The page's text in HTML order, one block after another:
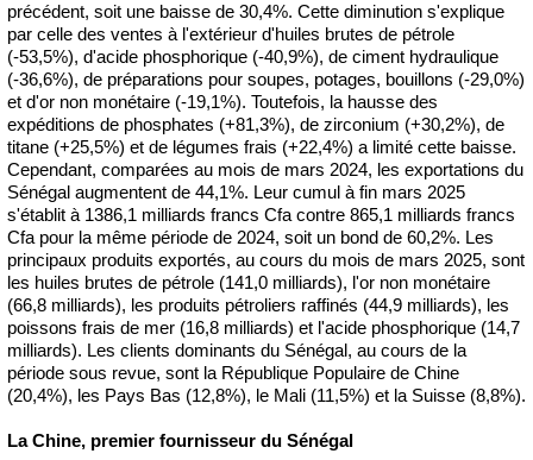
précédent, soit une baisse de 30,4%. Cette diminution s'explique
par celle des ventes à l'extérieur d'huiles brutes de pétrole
(-53,5%), d'acide phosphorique (-40,9%), de ciment hydraulique
(-36,6%), de préparations pour soupes, potages, bouillons (-29,0%)
et d'or non monétaire (-19,1%). Toutefois, la hausse des
expéditions de phosphates (+81,3%), de zirconium (+30,2%), de
titane (+25,5%) et de légumes frais (+22,4%) a limité cette baisse.
Cependant, comparées au mois de mars 2024, les exportations du
Sénégal augmentent de 44,1%. Leur cumul à fin mars 2025
s'établit à 1386,1 milliards francs Cfa contre 865,1 milliards francs
Cfa pour la même période de 2024, soit un bond de 60,2%. Les
principaux produits exportés, au cours du mois de mars 2025, sont
les huiles brutes de pétrole (141,0 milliards), l'or non monétaire
(66,8 milliards), les produits pétroliers raffinés (44,9 milliards), les
poissons frais de mer (16,8 milliards) et l'acide phosphorique (14,7
milliards). Les clients dominants du Sénégal, au cours de la
période sous revue, sont la République Populaire de Chine
(20,4%), les Pays Bas (12,8%), le Mali (11,5%) et la Suisse (8,8%).
La Chine, premier fournisseur du Sénégal